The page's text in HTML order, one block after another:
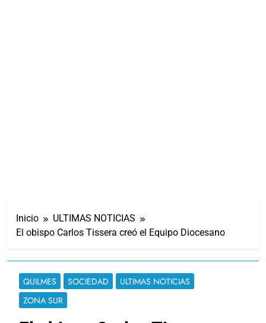
Inicio
ULTIMAS NOTICIAS
El obispo Carlos Tissera creó el Equipo Diocesano
QUILMES SOCIEDAD
ULTIMAS NOTICIAS
ZONA SUR